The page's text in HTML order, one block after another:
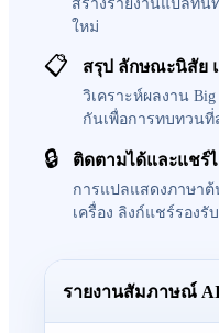
ใหม่
📋 สรุป ลักษณะนิสัย
วิเคราะห์ผลงาน
กันเพื่อการทบทวนที่
🔒 ติดตามได้และแชร์
การแปลแสดงภาษา
เครื่อง ลิงก์แชร์รองรั
รายงานสัมภาษณ์